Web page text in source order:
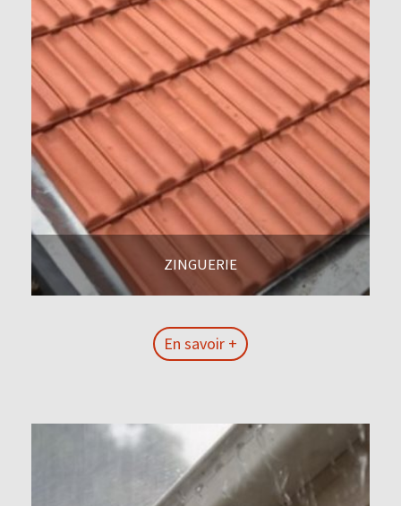
ZINGUERIE
En savoir +